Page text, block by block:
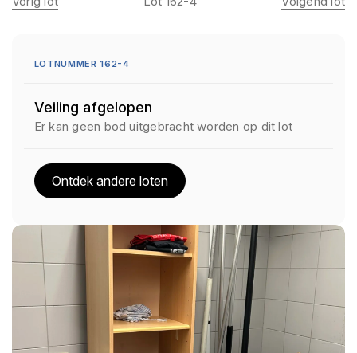
LOTNUMMER 162-4
Veiling afgelopen
Er kan geen bod uitgebracht worden op dit lot
Ontdek andere loten